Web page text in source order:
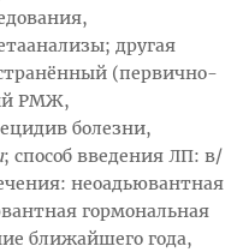
другая
(первично-
РМЖ,
болезни,
; способ введения ЛП: в/
неоадьювантная
гормональная
ближайшего года,